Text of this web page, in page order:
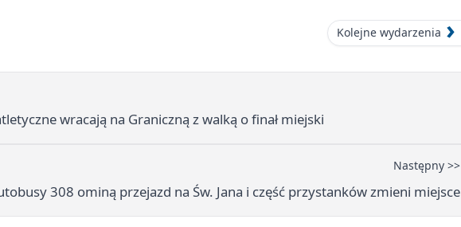
Kolejne wydarzenia
wracają na Graniczną z walką o finał miejski
Następny >>
308 ominą przejazd na Św. Jana i część przystanków zmieni miejsce